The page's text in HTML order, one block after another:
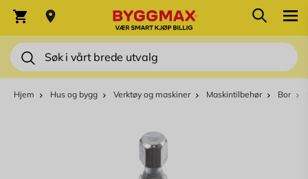
Søk
Varekurv Søk
Hjem Hus og bygg Verktøy og maskiner Maskintilbehør Bor